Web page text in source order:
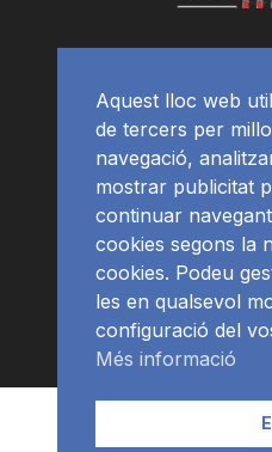
APP
Aquest lloc web
de tercers per
navegació,
mostrar publicitat
continuar
cookies segons la
cookies. Podeu
les en qualsevol
configuració del
Més informació